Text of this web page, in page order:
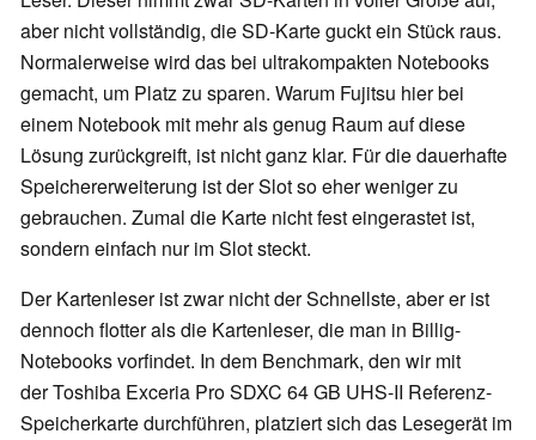
aber nicht vollständig, die SD-Karte guckt ein Stück raus.
Normalerweise wird das bei ultrakompakten Notebooks
gemacht, um Platz zu sparen. Warum Fujitsu hier bei
einem Notebook mit mehr als genug Raum auf diese
Lösung zurückgreift, ist nicht ganz klar. Für die dauerhafte
Speichererweiterung ist der Slot so eher weniger zu
gebrauchen. Zumal die Karte nicht fest eingerastet ist,
sondern einfach nur im Slot steckt.
Der Kartenleser ist zwar nicht der Schnellste, aber er ist
dennoch flotter als die Kartenleser, die man in Billig-
Notebooks vorfindet. In dem Benchmark, den wir mit
derToshiba Exceria Pro SDXC 64 GB UHS-II Referenz-
Speicherkarte durchführen, platziert sich das Lesegerät im